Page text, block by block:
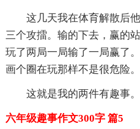
这几天我在体育解散后
三个攻擂。输的下去，赢的
玩了两局一局输了一局赢了
画个圈在玩那样不是很危险。
这就是我的两件有趣事
六年级趣事作文300字 篇5